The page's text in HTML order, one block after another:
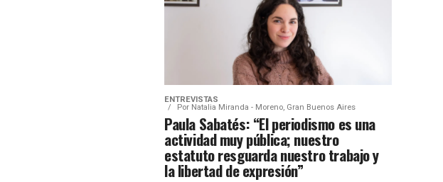
ENTREVISTAS
Por Natalia Miranda - Moreno, Gran Buenos Aires
Paula Sabatés: “El periodismo es una
actividad muy pública; nuestro
estatuto resguarda nuestro trabajo y
la libertad de expresión”